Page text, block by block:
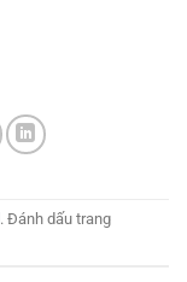
. Đánh dấu trang